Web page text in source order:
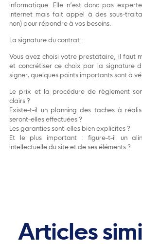
informatique. Elle n’est donc pas
internet mais fait appel à des sous-
non) pour répondre à vos besoins.
La signature du contrat :
Vous avez choisi votre prestataire, il faut
et concrétiser ce choix par la signature
signer, quelques points importants sont à
Le prix et la procédure de règlement
clairs ?
Existe-t-il un planning des taches à
seront-elles effectuées ?
Les garanties sont-elles bien explicites ?
Et le plus important : figure-t-il un
intellectuelle du site et de ses éléments ?
Articles